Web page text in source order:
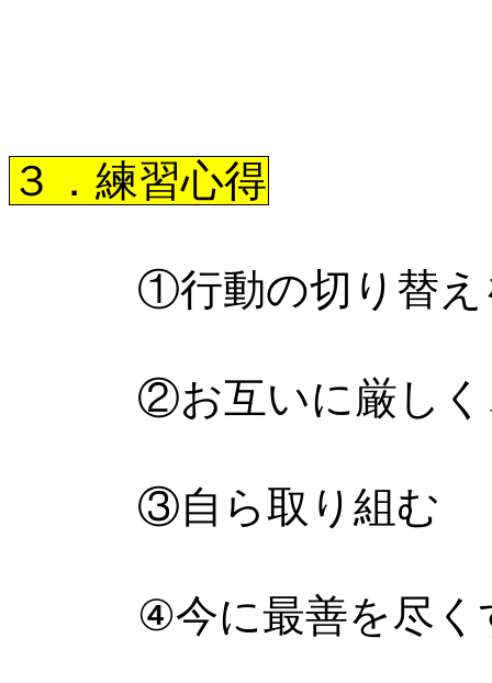
３．練習心得
①行動の切り替え
②お互いに厳し
③自ら取り組む
④今に最善を尽く